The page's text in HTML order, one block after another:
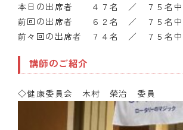
本日の出席者 ４７名 ／ ７５名中
前回の出席者 ６２名 ／ ７５名中
前々回の出席者 ７４名 ／ ７５名中
講師のご紹介
◇健康委員会 木村 榮治 委員